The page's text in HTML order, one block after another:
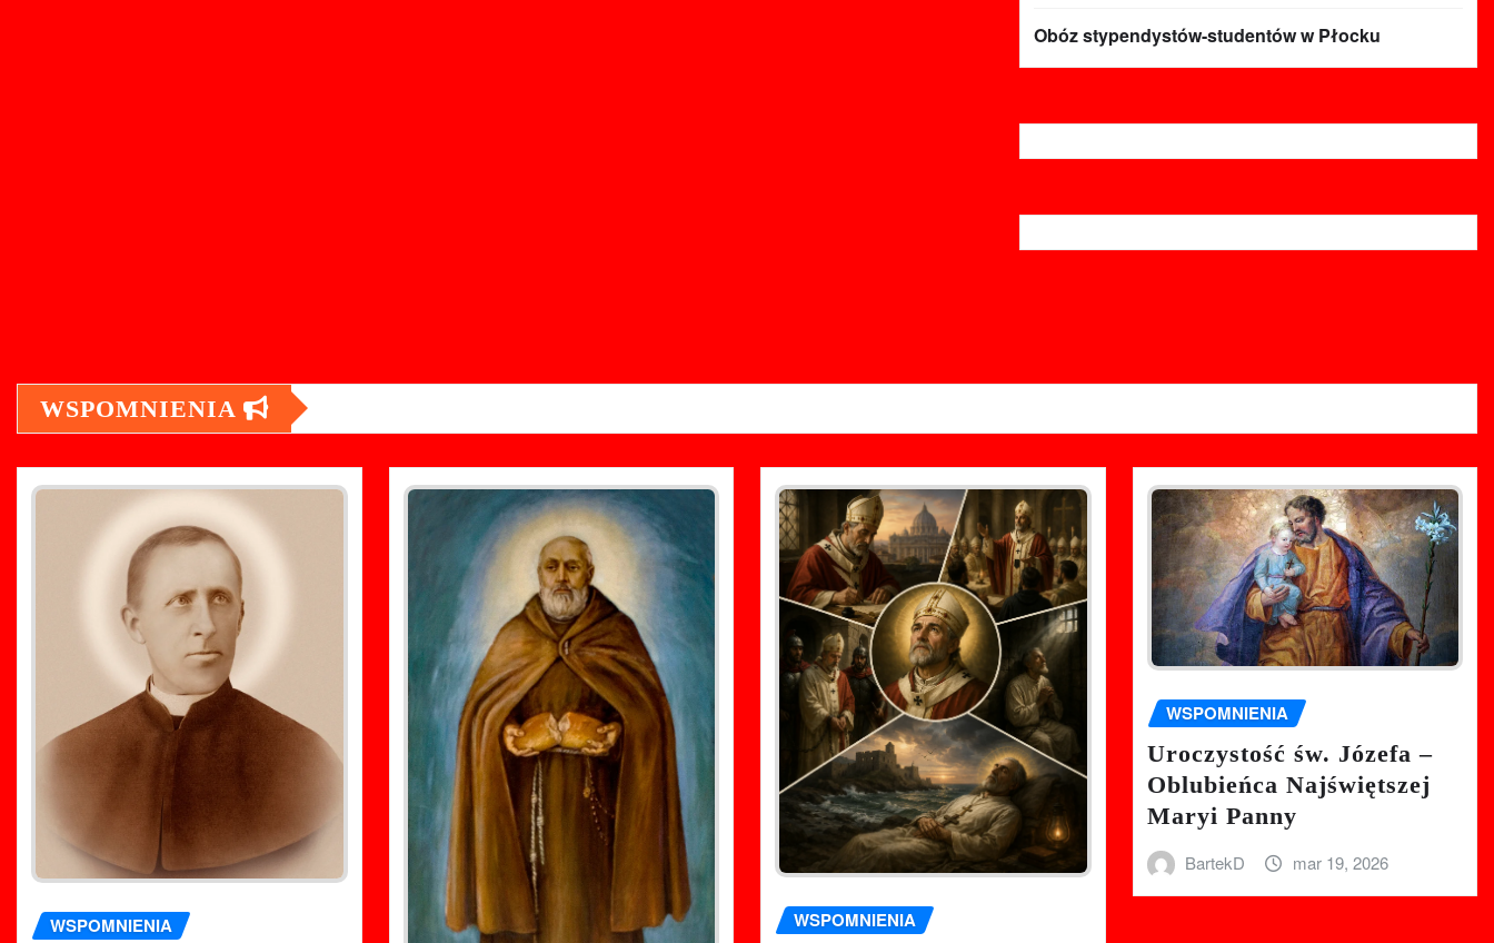
Obóz stypendystów-studentów w Płocku
WSPOMNIENIA
WSPOMNIENIA WSPOMNIENIA
WSPOMNIENIA
Uroczystość św. Józefa –
Oblubieńca Najświętszej
Maryi Panny
BartekD mar 19, 2026